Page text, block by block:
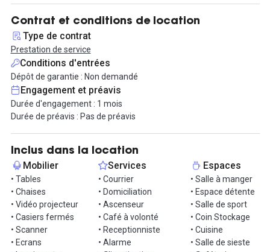
espace extérieur agrémenté d'un mur végétal crée un
environnement de travail verdoyant et apaisant.
L'équipe dévouée sur place anime l'espace en organisant
diverses activités telles que des ateliers, des workshops, des
conférences, des afterworks, et des petits-déjeuners.
Ici, les tracas administratifs sont inexistants. Aucun bail, aucune
caution et aucun engagement à long terme. Le loyer englobe
toutes les charges, de la domiciliation à l'accès à l'électricité, l'eau,
le café, Internet, le ménage, les services d'impression, et bien
d'autres avantages.
La dimension communautaire est primordiale dans cet espace,
avec des forums de publication, des trombinoscopes, des
opportunités pour rencontrer d'autres professionnels lors
d'événements, et la possibilité de travailler dans tous nos
espaces à travers la France.
N'hésitez pas à explorer cet endroit exceptionnel ! Contactez-
Contrat et conditions de location
Type de contrat
Prestation de service
Conditions d'entrées
Dépôt de garantie : Non demandé
Engagement et préavis
Durée d'engagement : 1 mois
Durée de préavis : Pas de préavis
Inclus dans la location
Mobilier
• Tables
• Chaises
• Vidéo projecteur
• Casiers fermés
• Scanner
• Ecrans
Services
• Courrier
• Domiciliation
• Ascenseur
• Café à volonté
• Receptionniste
• Alarme
Espaces
• Salle à manger
• Espace détente
• Salle de sport
• Coin Stockage
• Cuisine
• Salle de sieste